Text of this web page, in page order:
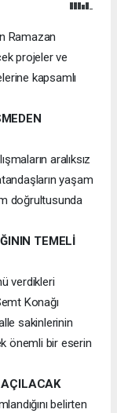
Ramazan
projeler ve
kapsamlı
aralıksız
yaşam
doğrultusunda
TEMELİ
verdikleri
Konağı
sakinlerinin
önemli bir eserin
AÇILACAK
belirten